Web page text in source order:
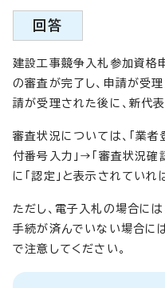
回答
建設工事競争入札参加資格
の審査が完了し、申請が受
請が受理された後に、新代
審査状況については、「業者
付番号入力」→「審査状況確
に「認定」と表示されていれ
ただし、電子入札の場合に
手続が済んでいない場合に
で注意してください。